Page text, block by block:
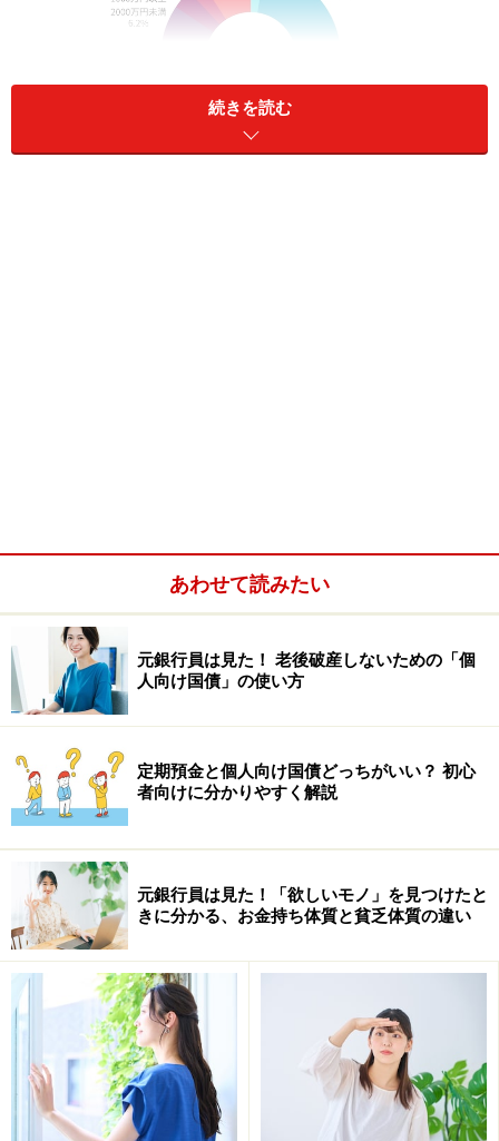
定期預金に預けている金額、最多は「50万
では、「定期預金」にはいくら預けているのでしょう
アンケート回答者のうち現在、定期預金を利用している
人を対象に調査したところ、
「50万円未満」（29.1％）
が最多
で、次いで「50万円以上100万円未満」
（26.1％）となり、100万円未満と答えた人が全体の半
続きを読む
あわせて読みたい
元銀行員は見た！ 老後破産しないための「個
人向け国債」の使い方
定期預金と個人向け国債どっちがいい？ 初心
者向けに分かりやすく解説
元銀行員は見た！「欲しいモノ」を見つけたと
きに分かる、お金持ち体質と貧乏体質の違い